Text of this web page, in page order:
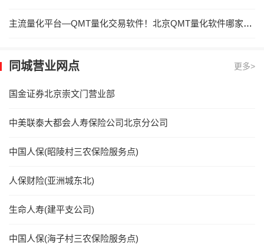
主流量化平台—QMT量化交易软件！北京QMT量化软件哪家券商能提供QMT量化交易？
同城营业网点 更多>
国金证券北京崇文门营业部
中美联泰大都会人寿保险公司北京分公司
中国人保(昭陵村三农保险服务点)
人保财险(亚洲城东北)
生命人寿(建平支公司)
中国人保(海子村三农保险服务点)